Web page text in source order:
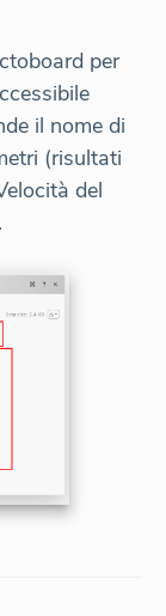
per
il nome di
(risultati
del